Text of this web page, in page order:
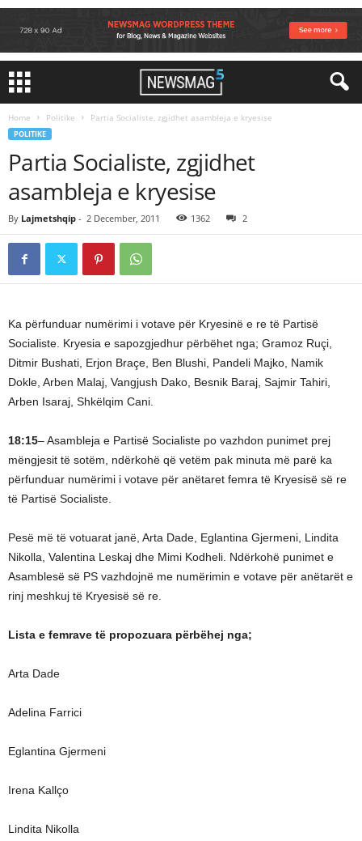
Home Politike Partia Socialiste, zgjidhet asambleja e kryesise
POLITIKE
Partia Socialiste, zgjidhet
asambleja e kryesise
By Lajmetshqip - 2 December, 2011 1362 2
Ka përfunduar numërimi i votave për Kryesinë e re të Partisë
Socialiste. Kryesia e sapozgjedhur përbëhet nga; Gramoz Ruçi,
Ditmir Bushati, Erjon Braçe, Ben Blushi, Pandeli Majko, Namik
Dokle, Arben Malaj, Vangjush Dako, Besnik Baraj, Sajmir Tahiri,
Arben Isaraj, Shkëlqim Cani.
18:15– Asambleja e Partisë Socialiste po vazhdon punimet prej
mëngjesit të sotëm, ndërkohë që vetëm pak minuta më parë ka
përfunduar numërimi i votave për anëtaret femra të Kryesisë së re
të Partisë Socialiste.
Pesë më të votuarat janë, Arta Dade, Eglantina Gjermeni, Lindita
Nikolla, Valentina Leskaj dhe Mimi Kodheli. Ndërkohë punimet e
Asamblesë së PS vazhdojnë me numërimin e votave për anëtarët e
rinj meshkuj të Kryesisë së re.
Lista e femrave të propozuara përbëhej nga;
Arta Dade
Adelina Farrici
Eglantina Gjermeni
Irena Kallço
Lindita Nikolla